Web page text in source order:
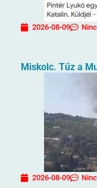
2026-08-09
Miskolc. Tűz a
2026-08-09